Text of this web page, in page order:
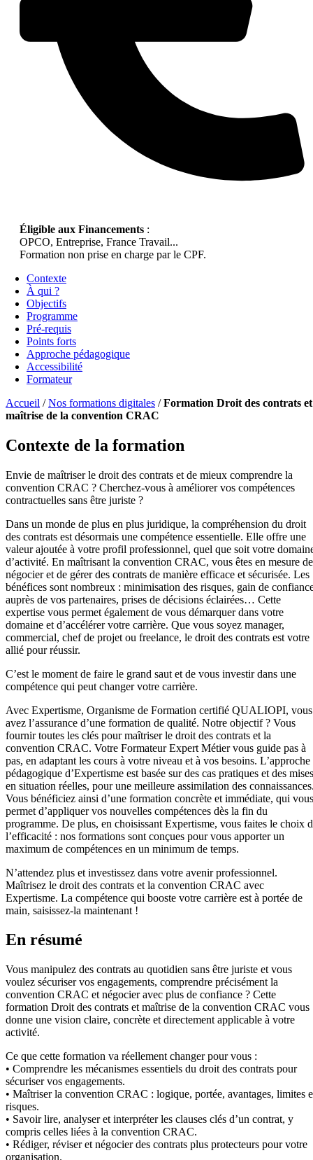
Éligible aux Financements :
OPCO, Entreprise, France Travail...
Formation non prise en charge par le CPF.
Contexte
À qui ?
Objectifs
Programme
Pré-requis
Points forts
Approche pédagogique
Accessibilité
Formateur
Accueil /Nos formations digitales /Formation Droit des contrats et
maîtrise de la convention CRAC
Contexte de la formation
Envie de maîtriser le droit des contrats et de mieux comprendre la
convention CRAC ? Cherchez-vous à améliorer vos compétences
contractuelles sans être juriste ?
Dans un monde de plus en plus juridique, la compréhension du droit
des contrats est désormais une compétence essentielle. Elle offre une
valeur ajoutée à votre profil professionnel, quel que soit votre
d’activité. En maîtrisant la convention CRAC, vous êtes en mesure de
négocier et de gérer des contrats de manière efficace et sécurisée. Les
bénéfices sont nombreux : minimisation des risques, gain de
auprès de vos partenaires, prises de décisions éclairées… Cette
expertise vous permet également de vous démarquer dans votre
domaine et d’accélérer votre carrière. Que vous soyez manager,
commercial, chef de projet ou freelance, le droit des contrats est votre
allié pour réussir.
C’est le moment de faire le grand saut et de vous investir dans une
compétence qui peut changer votre carrière.
Avec Expertisme, Organisme de Formation certifié QUALIOPI, vous
avez l’assurance d’une formation de qualité. Notre objectif ? Vous
fournir toutes les clés pour maîtriser le droit des contrats et la
convention CRAC. Votre Formateur Expert Métier vous guide pas à
pas, en adaptant les cours à votre niveau et à vos besoins. L’approche
pédagogique d’Expertisme est basée sur des cas pratiques et des mises
en situation réelles, pour une meilleure assimilation des
Vous bénéficiez ainsi d’une formation concrète et immédiate, qui vous
permet d’appliquer vos nouvelles compétences dès la fin du
programme. De plus, en choisissant Expertisme, vous faites le choix
l’efficacité : nos formations sont conçues pour vous apporter un
maximum de compétences en un minimum de temps.
N’attendez plus et investissez dans votre avenir professionnel.
Maîtrisez le droit des contrats et la convention CRAC avec
Expertisme. La compétence qui booste votre carrière est à portée de
main, saisissez-la maintenant !
En résumé
Vous manipulez des contrats au quotidien sans être juriste et vous
voulez sécuriser vos engagements, comprendre précisément la
convention CRAC et négocier avec plus de confiance ? Cette
formation Droit des contrats et maîtrise de la convention CRAC vous
donne une vision claire, concrète et directement applicable à votre
activité.
Ce que cette formation va réellement changer pour vous :
• Comprendre les mécanismes essentiels du droit des contrats pour
sécuriser vos engagements.
• Maîtriser la convention CRAC : logique, portée, avantages, limites
risques.
• Savoir lire, analyser et interpréter les clauses clés d’un contrat, y
compris celles liées à la convention CRAC.
• Rédiger, réviser et négocier des contrats plus protecteurs pour votre
organisation.